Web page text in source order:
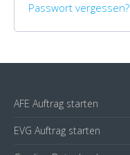
Passwort vergessen?
AFE Auftrag starten
EVG Auftrag starten